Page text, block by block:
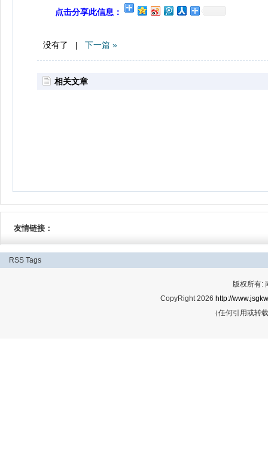
点击分享此信息：
没有了 | 下一篇 »
相关文章
友情链接：
RSS Tags
版权所有:
CopyRight 2026 http://
（任何引用或转